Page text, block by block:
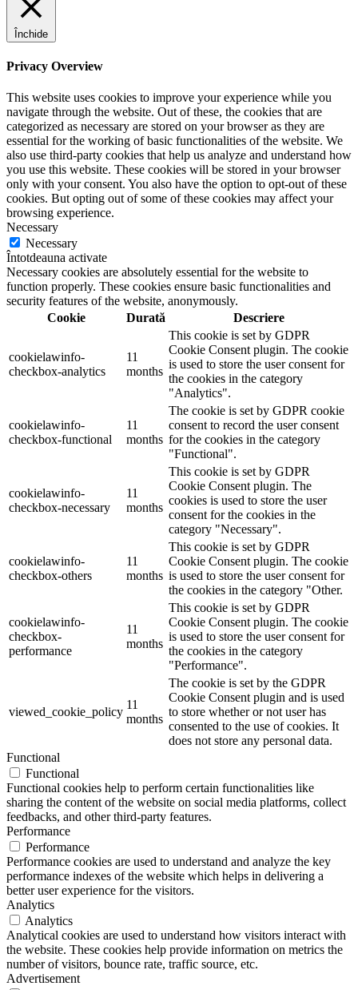
Închide
Privacy Overview
This website uses cookies to improve your experience while you
navigate through the website. Out of these, the cookies that are
categorized as necessary are stored on your browser as they are
essential for the working of basic functionalities of the website. We
also use third-party cookies that help us analyze and understand how
you use this website. These cookies will be stored in your browser
only with your consent. You also have the option to opt-out of these
cookies. But opting out of some of these cookies may affect your
browsing experience.
Necessary
Necessary
Întotdeauna activate
Necessary cookies are absolutely essential for the website to
function properly. These cookies ensure basic functionalities and
security features of the website, anonymously.
Cookie
Durată Descriere
cookielawinfo-
checkbox-analytics
11
months
This cookie is set by GDPR
Cookie Consent plugin. The cookie
is used to store the user consent for
the cookies in the category
"Analytics".
cookielawinfo-
checkbox-functional
11
months
The cookie is set by GDPR cookie
consent to record the user consent
for the cookies in the category
"Functional".
cookielawinfo-
checkbox-necessary
11
months
This cookie is set by GDPR
Cookie Consent plugin. The
cookies is used to store the user
consent for the cookies in the
category "Necessary".
cookielawinfo-
checkbox-others
11
months
This cookie is set by GDPR
Cookie Consent plugin. The cookie
is used to store the user consent for
the cookies in the category "Other.
cookielawinfo-
checkbox-
performance
11
months
This cookie is set by GDPR
Cookie Consent plugin. The cookie
is used to store the user consent for
the cookies in the category
"Performance".
viewed_cookie_policy
11
months
The cookie is set by the GDPR
Cookie Consent plugin and is used
to store whether or not user has
consented to the use of cookies. It
does not store any personal data.
Functional
Functional
Functional cookies help to perform certain functionalities like
sharing the content of the website on social media platforms, collect
feedbacks, and other third-party features.
Performance
Performance
Performance cookies are used to understand and analyze the key
performance indexes of the website which helps in delivering a
better user experience for the visitors.
Analytics
Analytics
Analytical cookies are used to understand how visitors interact with
the website. These cookies help provide information on metrics the
number of visitors, bounce rate, traffic source, etc.
Advertisement